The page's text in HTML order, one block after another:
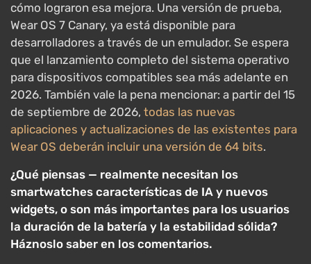
cómo lograron esa mejora. Una versión de prueba,
Wear OS 7 Canary, ya está disponible para
desarrolladores a través de un emulador. Se espera
que el lanzamiento completo del sistema operativo
para dispositivos compatibles sea más adelante en
2026. También vale la pena mencionar: a partir del 15
de septiembre de 2026, todas las nuevas
aplicaciones y actualizaciones de las existentes para
Wear OS deberán incluir una versión de 64 bits.
¿Qué piensas — realmente necesitan los
smartwatches características de IA y nuevos
widgets, o son más importantes para los usuarios
la duración de la batería y la estabilidad sólida?
Háznoslo saber en los comentarios.